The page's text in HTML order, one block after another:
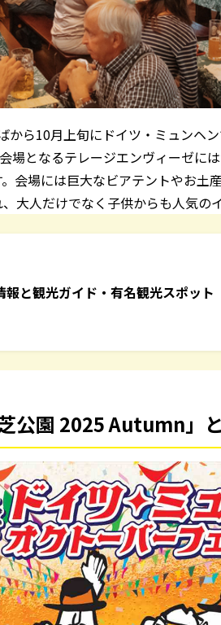
から10月上旬にドイツ・ミュンヘ
場となるテレージエンヴィーゼに
会場には巨大なビアテントやお土
大人だけでなく子供からも人気のイ
報と観光ガイド・有名観光スポット
公園 2025 Autumn」